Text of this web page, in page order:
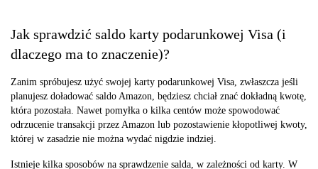
Jak sprawdzić saldo karty podarunkowej Visa (i
dlaczego ma to znaczenie)?
Zanim spróbujesz użyć swojej karty podarunkowej Visa, zwłaszcza jeśli
planujesz doładować saldo Amazon, będziesz chciał znać dokładną kwotę,
która pozostała. Nawet pomyłka o kilka centów może spowodować
odrzucenie transakcji przez Amazon lub pozostawienie kłopotliwej kwoty,
której w zasadzie nie można wydać nigdzie indziej.
Istnieje kilka sposobów na sprawdzenie salda, w zależności od karty. W